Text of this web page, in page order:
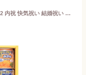
デザートギフト はごろもフーズ SE5-285-2 内祝 快気祝い 結婚祝い 父の日 敬老の日 七五三 孫 両親 自宅 プレゼント 御礼 成人式 引越しお誕生日 家庭でいろいろなアレンジが楽しめるフルーツ缶詰ギフト。